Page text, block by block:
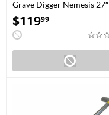
Grave Digger Nemesis 27″
Noir Vulcain
$11999